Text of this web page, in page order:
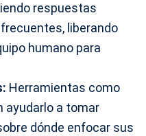
respuestas
liberando
humano para
Herramientas como
ayudarlo a tomar
dónde enfocar sus